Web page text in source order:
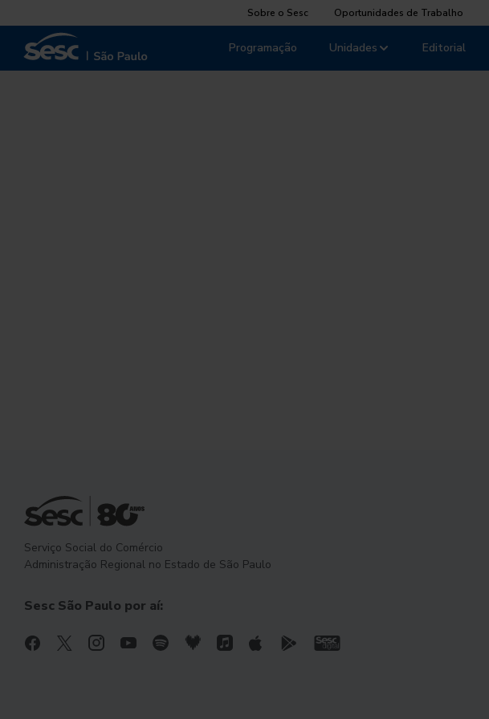
Sobre o Sesc Oportunidades de Trabalho
Unidades
Programação Editorial
Serviço Social do Comércio
Administração Regional no Estado de São Paulo
Sesc São Paulo por aí: